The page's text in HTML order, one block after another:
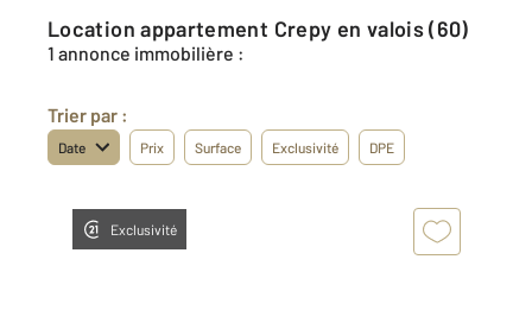
Location appartement Crepy en valois (60)
1 annonce immobilière :
Trier par :
Date Prix Surface Exclusivité DPE
Exclusivité